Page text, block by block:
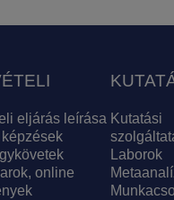
eljárás leírása
képzések
online
Kutatási
Laborok